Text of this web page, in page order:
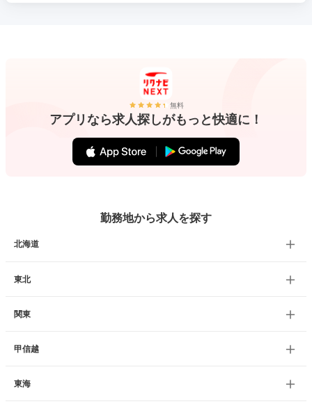
無料
アプリなら求人探しがもっと快適に！
勤務地から求人を探す
北海道
東北
関東
甲信越
東海